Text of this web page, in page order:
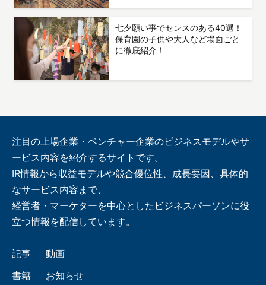
七夕願い事でセンスのある40選！
保育園の子供や大人など場面ごと
に徹底紹介！
注目の上場企業・ベンチャー企業のビジネスモデルやサ
ービス内容を紹介するサイトです。
IR情報から収益モデルや競合優位性、成長要因、具体的
なサービス内容まで、
経営者・マーケターを中心としたビジネスパーソンに役
立つ情報を配信しています。
記事
動画
書籍
お知らせ